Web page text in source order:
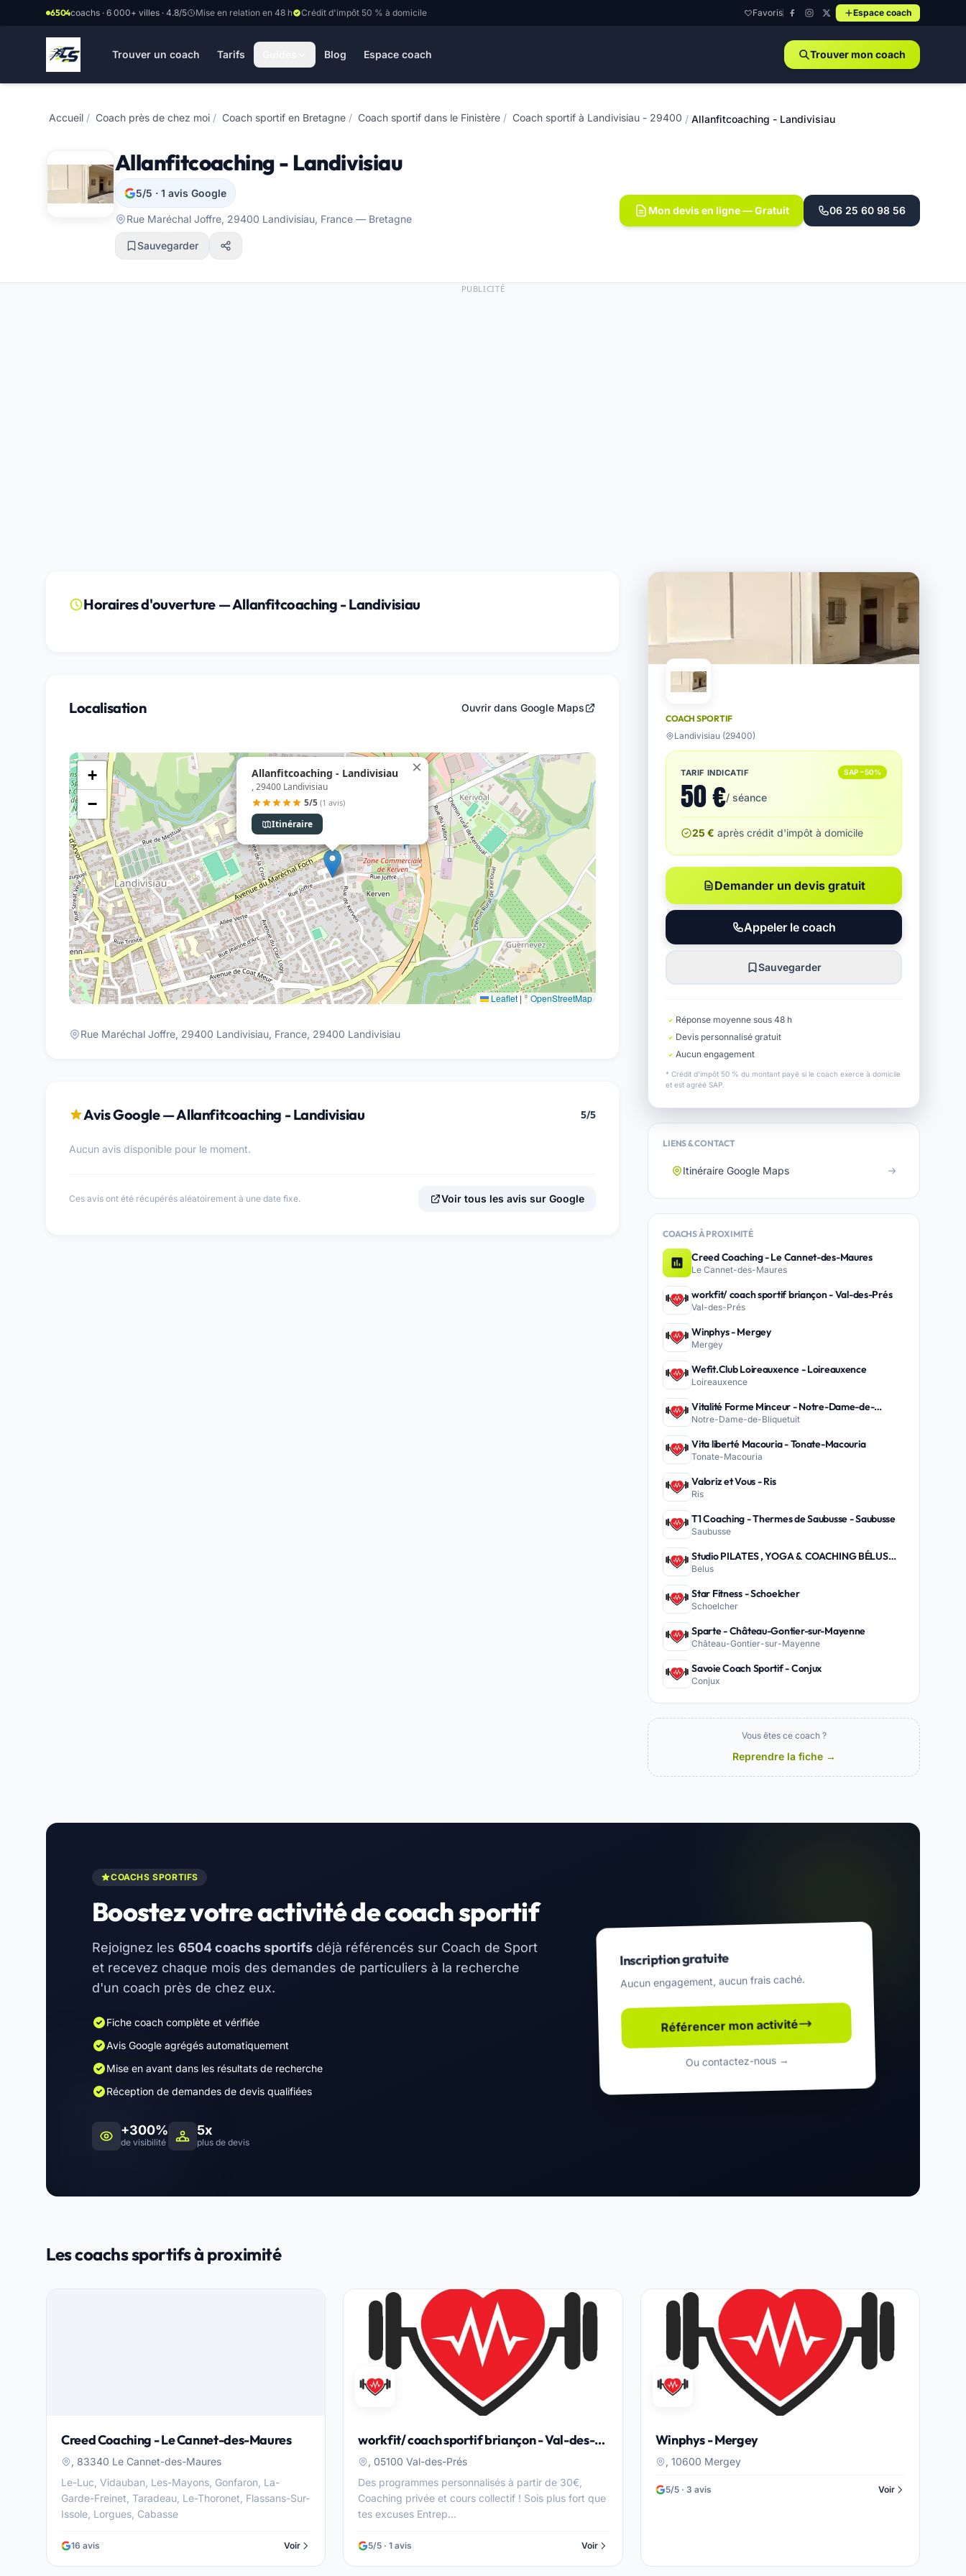
Aller au contenu principal
6504coachs · 6 000+ villes · 4.8/5 Mise en relation en 48 h Crédit d'impôt 50 % à domicile Favoris Espace coach
Trouver un coach Tarifs Blog Espace coach Trouver mon coach
Accueil / Coach près de chez moi / Coach sportif en Bretagne / Coach sportif dans le Finistère / Coach sportif à Landivisiau - 29400 / Allanfitcoaching - Landivisiau
Allanfitcoaching - Landivisiau
5/5 · 1 avis Google
Rue Maréchal Joffre, 29400 Landivisiau, France — Bretagne
Sauvegarder
Mon devis en ligne — Gratuit 06 25 60 98 56
PUBLICITÉ
Horaires d'ouverture — Allanfitcoaching - Landivisiau
Localisation Ouvrir dans Google Maps
Allanfitcoaching - Landivisiau
, 29400 Landivisiau
5/5 (1 avis)
Itinéraire
×
+
−
Leaflet |©OpenStreetMap
Rue Maréchal Joffre, 29400 Landivisiau, France, 29400 Landivisiau
Avis Google — Allanfitcoaching - Landivisiau 5/5
Aucun avis disponible pour le moment.
Ces avis ont été récupérés aléatoirement à une date fixe. Voir tous les avis sur Google
COACH SPORTIF
Landivisiau (29400)
TARIF INDICATIF SAP −50%
50 €/ séance
25 € après crédit d'impôt à domicile
Demander un devis gratuit
Appeler le coach
Sauvegarder
Réponse moyenne sous 48 h
Devis personnalisé gratuit
Aucun engagement
* Crédit d'impôt 50 % du montant payé si le coach exerce à domicile
et est agréé SAP.
LIENS & CONTACT
Itinéraire Google Maps
COACHS À PROXIMITÉ
Creed Coaching - Le Cannet-des-Maures
Le Cannet-des-Maures
workfit/ coach sportif briançon - Val-des-Prés
Val-des-Prés
Winphys - Mergey
Mergey
Wefit.Club Loireauxence - Loireauxence
Loireauxence
Vitalité Forme Minceur - Notre-Dame-de-
Bliquetuit
Notre-Dame-de-Bliquetuit
Vita liberté Macouria - Tonate-Macouria
Tonate-Macouria
Valoriz et Vous - Ris
Ris
T1 Coaching - Thermes de Saubusse - Saubusse
Saubusse
Studio PILATES , YOGA & COACHING BÉLUS
PEYREHORADE - Belus
Belus
Star Fitness - Schoelcher
Schoelcher
Sparte - Château-Gontier-sur-Mayenne
Château-Gontier-sur-Mayenne
Savoie Coach Sportif - Conjux
Conjux
Vous êtes ce coach ?
Reprendre la fiche →
COACHS SPORTIFS
Boostez votre activité de coach sportif
Rejoignez les 6504 coachs sportifs déjà référencés sur Coach de Sport
et recevez chaque mois des demandes de particuliers à la recherche
d'un coach près de chez eux.
Fiche coach complète et vérifiée
Avis Google agrégés automatiquement
Mise en avant dans les résultats de recherche
Réception de demandes de devis qualifiées
+300%
de visibilité
5x
plus de devis
Inscription gratuite
Aucun engagement, aucun frais caché.
Référencer mon activité
Ou contactez-nous →
Les coachs sportifs à proximité
Creed Coaching - Le Cannet-des-Maures
, 83340 Le Cannet-des-Maures
Le-Luc, Vidauban, Les-Mayons, Gonfaron, La-
Garde-Freinet, Taradeau, Le-Thoronet, Flassans-Sur-
Issole, Lorgues, Cabasse
16 avis Voir
workfit/ coach sportif briançon - Val-des-
Prés, 05100 Val-des-Prés
Des programmes personnalisés à partir de 30€,
Coaching privée et cours collectif ! Sois plus fort que
tes excuses Entrep...
5/5 · 1 avis Voir
Winphys - Mergey
, 10600 Mergey
5/5 · 3 avis Voir